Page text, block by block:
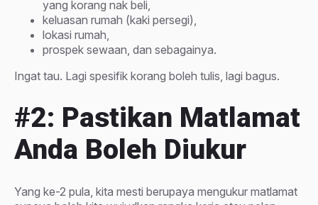
yang korang nak beli,
keluasan rumah (kaki persegi),
lokasi rumah,
prospek sewaan, dan sebagainya.
Ingat tau. Lagi spesifik korang boleh tulis, lagi bagus.
#2: Pastikan Matlamat
Anda Boleh Diukur
Yang ke-2 pula, kita mesti berupaya mengukur matlamat